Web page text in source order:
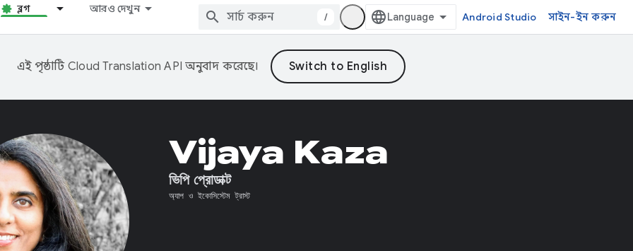
ব্লগ আরও দেখুন
/ Android Studio সাইন-ইন করুন
এই পৃষ্ঠাটি Cloud Translation API অনুবাদ করেছে।
Vijaya Kaza
ভিপি প্রোডাক্ট
অ্যাপ ও ইকোসিস্টেম ট্রাস্ট